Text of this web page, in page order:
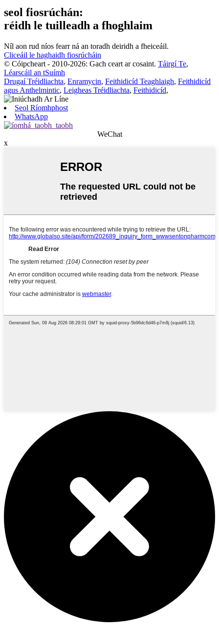
seol fiosrúchán:
réidh le tuilleadh a fhoghlaim
Níl aon rud níos fearr ná an toradh deiridh a fheiceáil.
Cliceáil le haghaidh fiosrúcháin
© Cóipcheart - 2010-2026: Gach ceart ar cosaint. Táirgí Te,
Léarscáil an tSuímh
Drugaí Tréidliachta, Enramycin, Feithidicíd Teaghlaigh, Feithidicíd
agus Anthelmintic, Leigheas Tréidliachta, Feithidicíd,
Seol Ríomhphost
WhatsApp
WeChat
x